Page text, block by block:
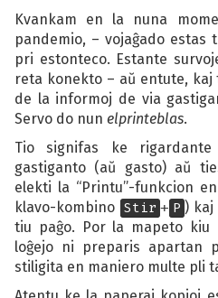
Kvankam en la nuna
pandemio, – vojaĝado estas
pri estonteco. Estante
reta konekto – aŭ entute,
de la informoj de via
Servo do nun elprinteblas.
Tio signifas ke
gastiganto (aŭ gasto) aŭ
elekti la “Printu”-funkcion
klavo-kombino Stir + P )
tiu paĝo. Por la mapeto kiu
loĝejo ni preparis apartan
stiligita en maniero multe pli